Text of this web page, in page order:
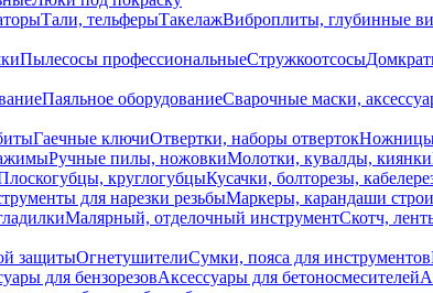
Тали, тельферыТакелажВиброплиты, глубинные
Пылесосы профессиональныеСтружкоотсосы
Паяльное оборудованиеСварочные маски,
Гаечные ключиОтвертки, наборы отвертокНожницы
Ручные пилы, ножовкиМолотки, кувалды, киянки
круглогубцыКусачки, болторезы,
для нарезки резьбыМаркеры, карандаши
Малярный, отделочный инструментСкотч,
защитыОгнетушителиСумки, пояса для инструментов
для бензорезовАксессуары для бетоносмесителей